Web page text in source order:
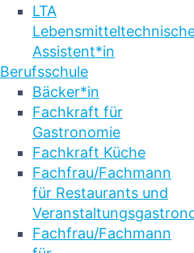
LTA
Assistent*in
Berufsschule
Bäcker*in
Fachkraft für
Gastronomie
Fachkraft Küche
Fachfrau/Fachmann
für Restaurants und
Fachfrau/Fachmann